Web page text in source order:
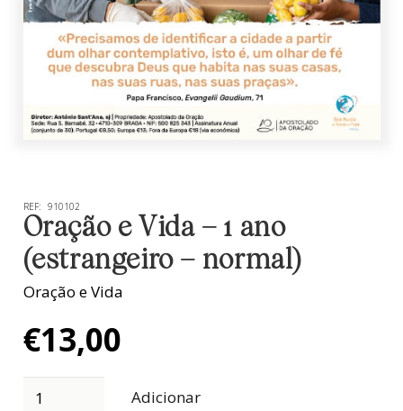
REF: 910102
Oração e Vida – 1 ano
(estrangeiro – normal)
Oração e Vida
€13,00
Adicionar